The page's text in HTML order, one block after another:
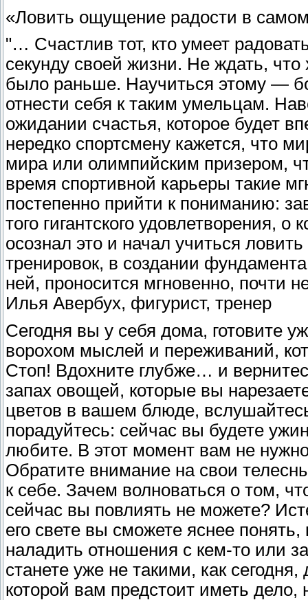
«Ловить ощущение радости в
"… Счастлив тот, кто умеет
секунду своей жизни. Не ждать,
было раньше. Научиться этому —
отнести себя к таким умельцам.
ожидании счастья, которое будет
нередко спортсмену кажется, что
мира или олимпийским призером,
время спортивной карьеры такие
постепенно прийти к пониманию:
того гигантского удовлетворения,
осознал это и начал учиться
тренировок, в создании
ней, проносится мгновенно, почти
Илья Авербух, фигурист, тренер
Сегодня вы у себя дома, готовите
ворохом мыслей и переживаний,
Стоп! Вдохните глубже… и
запах овощей, которые вы
цветов в вашем блюде,
порадуйтесь: сейчас вы будете
любите. В этот момент вам не
Обратите внимание на свои
к себе. Зачем волноваться о том,
сейчас вы повлиять не можете?
его свете вы сможете яснее
наладить отношения с кем-то или
станете уже не такими, как
которой вам предстоит иметь дело,